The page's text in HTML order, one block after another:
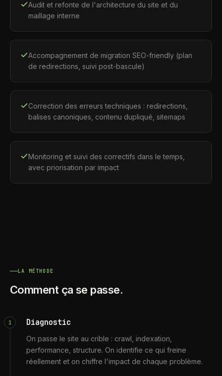
Audit et refonte de l'architecture du site et du
maillage interne
Accompagnement de migration SEO-friendly (plan
de redirections, suivi post-bascule)
Correction des erreurs techniques : redirections,
balises canoniques, contenu dupliqué, sitemaps
Monitoring et suivi des correctifs dans le temps,
avec priorisation par impact
LA MÉTHODE
Comment ça se passe.
1 Diagnostic
On passe le site au crible : crawl, indexation,
performance, structure. On identifie ce qui freine
réellement et on chiffre l'impact de chaque problème.